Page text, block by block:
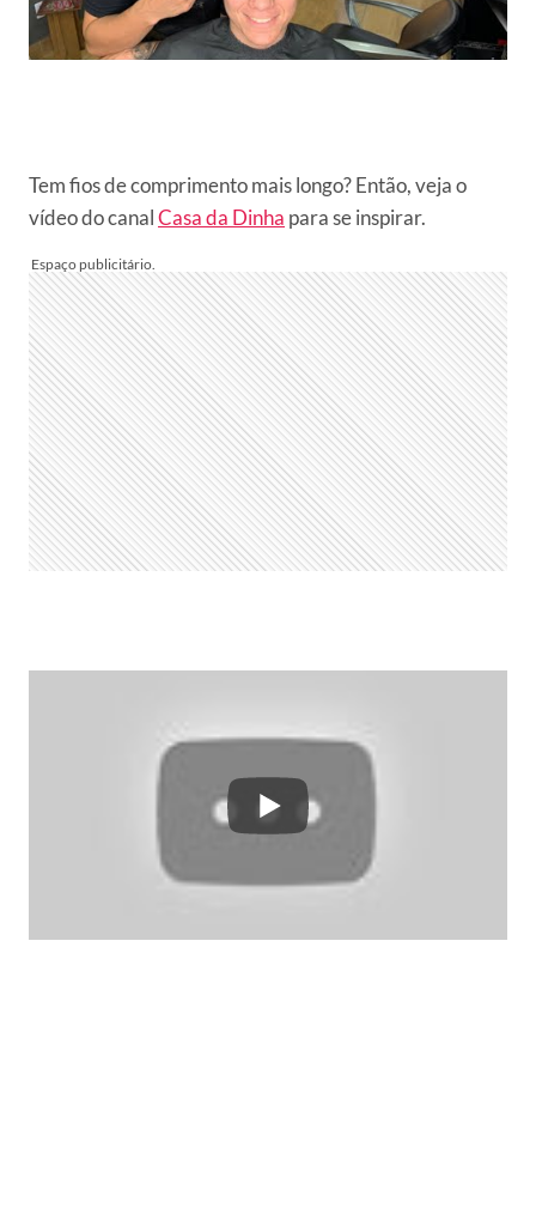
Tem fios de comprimento mais longo? Então, veja o
vídeo do canalCasa da Dinha para se inspirar.